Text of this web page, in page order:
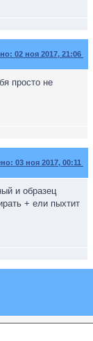
02 ноя 2017, 21:06
просто не
03 ноя 2017, 00:11
и образец
+ ели пыхтит